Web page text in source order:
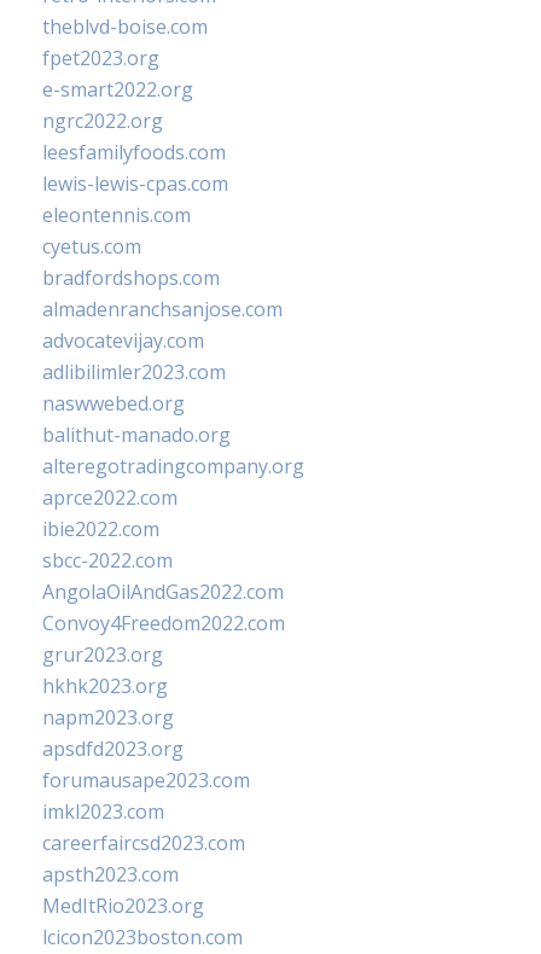
theblvd-boise.com
fpet2023.org
e-smart2022.org
ngrc2022.org
leesfamilyfoods.com
lewis-lewis-cpas.com
eleontennis.com
cyetus.com
bradfordshops.com
almadenranchsanjose.com
advocatevijay.com
adlibilimler2023.com
naswwebed.org
balithut-manado.org
alteregotradingcompany.org
aprce2022.com
ibie2022.com
sbcc-2022.com
AngolaOilAndGas2022.com
Convoy4Freedom2022.com
grur2023.org
hkhk2023.org
napm2023.org
apsdfd2023.org
forumausape2023.com
imkl2023.com
careerfaircsd2023.com
apsth2023.com
MedItRio2023.org
lcicon2023boston.com